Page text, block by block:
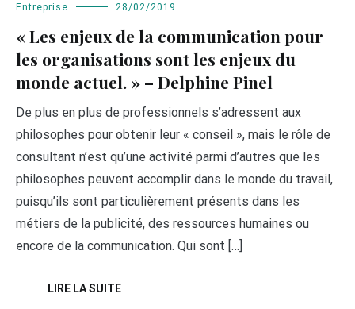
Entreprise 28/02/2019
« Les enjeux de la communication pour
les organisations sont les enjeux du
monde actuel. » – Delphine Pinel
De plus en plus de professionnels s’adressent aux
philosophes pour obtenir leur « conseil », mais le rôle de
consultant n’est qu’une activité parmi d’autres que les
philosophes peuvent accomplir dans le monde du travail,
puisqu’ils sont particulièrement présents dans les
métiers de la publicité, des ressources humaines ou
encore de la communication. Qui sont […]
LIRE LA SUITE